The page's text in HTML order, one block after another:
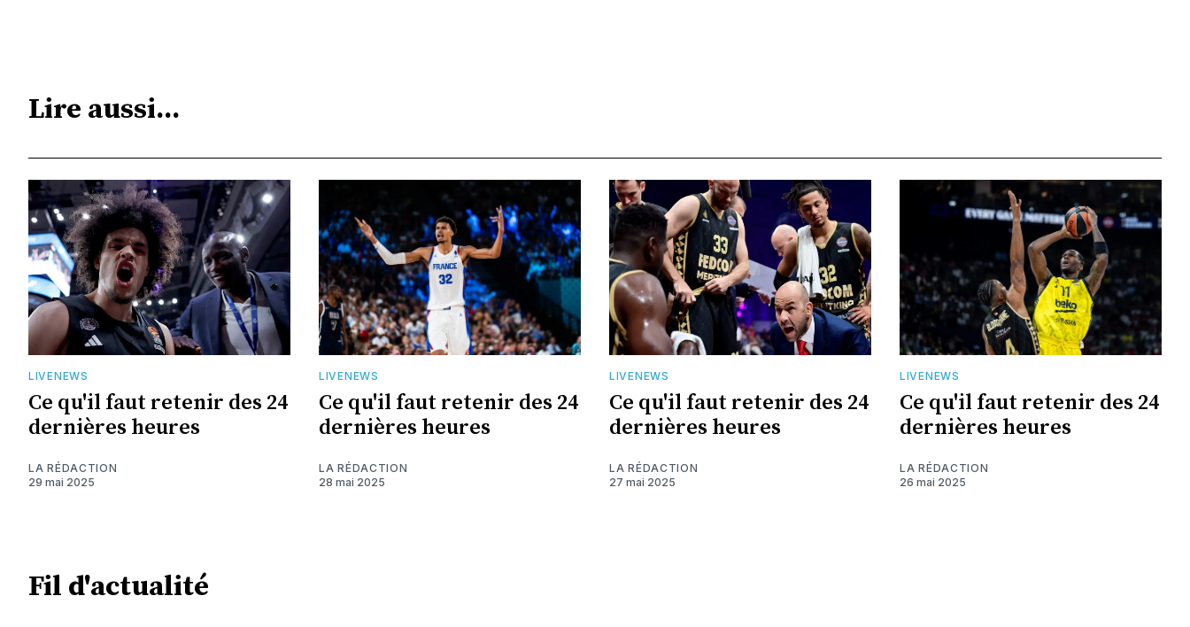
Lire aussi...
LIVENEWS
Ce qu'il faut retenir des 24
dernières heures
LA RÉDACTION
29 mai 2025
LIVENEWS
Ce qu'il faut retenir des 24
dernières heures
LA RÉDACTION
28 mai 2025
LIVENEWS
Ce qu'il faut retenir des 24
dernières heures
LA RÉDACTION
27 mai 2025
LIVENEWS
Ce qu'il faut retenir des 24
dernières heures
LA RÉDACTION
26 mai 2025
Fil d'actualité